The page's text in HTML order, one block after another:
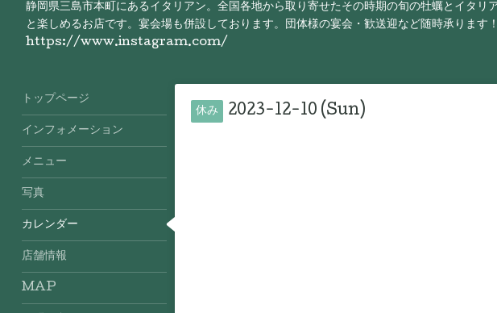
静岡県三島市本町にあるイタリアン。全国各地から取り寄せたその時期の旬の牡蠣とイタ
と楽しめるお店です。宴会場も併設しております。団体様の宴会・歓送迎など随時承ります！
https://www.instagram.com/
休み 2023-12-10 (Sun)
トップページ
インフォメーション
メニュー
写真
カレンダー
店舗情報
MAP